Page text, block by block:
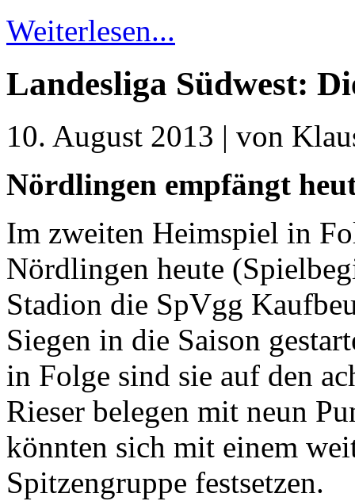
Weiterlesen...
Landesliga Südwest:
10. August 2013 | von
Nördlingen empfängt
Im zweiten Heimspiel in
Nördlingen heute
Stadion die SpVgg
Siegen in die Saison
in Folge sind sie auf den
Rieser belegen mit neun
könnten sich mit einem
Spitzengruppe festsetzen.